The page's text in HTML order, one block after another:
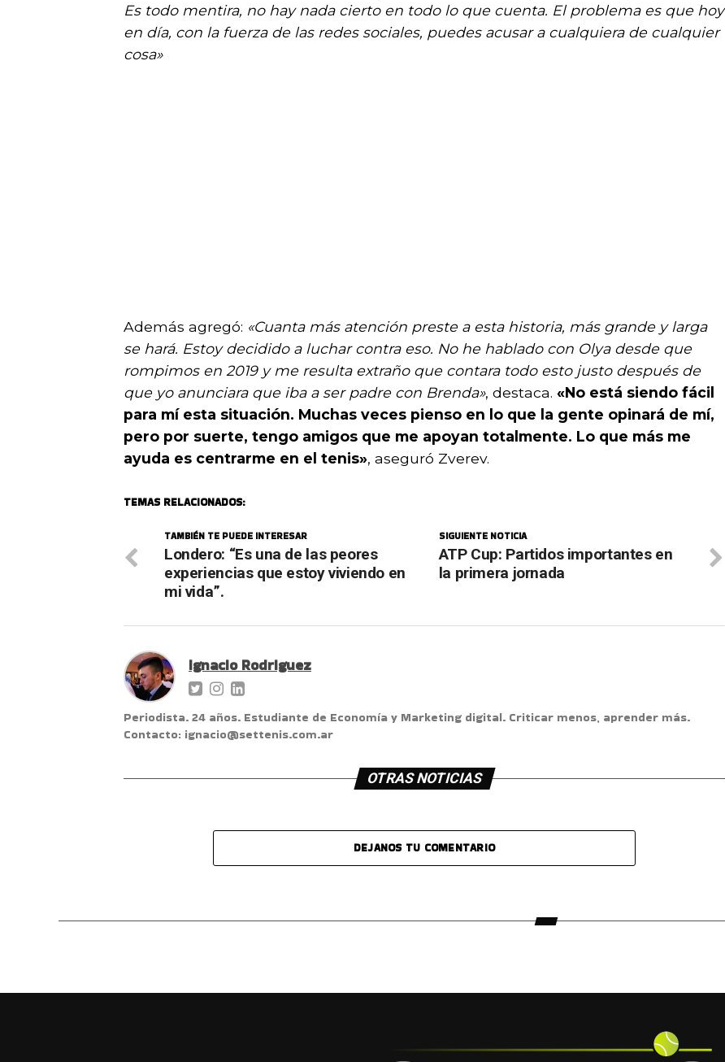
Es todo mentira, no hay nada cierto en todo lo que cuenta. El problema es que hoy
en día, con la fuerza de las redes sociales, puedes acusar a cualquiera de cualquier
cosa»
Además agregó: «Cuanta más atención preste a esta historia, más grande y larga
se hará. Estoy decidido a luchar contra eso. No he hablado con Olya desde que
rompimos en 2019 y me resulta extraño que contara todo esto justo después de
que yo anunciara que iba a ser padre con Brenda», destaca. «No está siendo fácil
para mí esta situación. Muchas veces pienso en lo que la gente opinará de mí,
pero por suerte, tengo amigos que me apoyan totalmente. Lo que más me
ayuda es centrarme en el tenis», aseguró Zverev.
TEMAS RELACIONADOS:
SIGUIENTE NOTICIA
ATP Cup: Partidos importantes en
la primera jornada
TAMBIÉN TE PUEDE INTERESAR
Londero: “Es una de las peores
experiencias que estoy viviendo en
mi vida”.
Ignacio Rodriguez
Periodista. 24 años. Estudiante de Economía y Marketing digital. Criticar menos, aprender más.
Contacto: ignacio@settenis.com.ar
OTRAS NOTICIAS
DEJANOS TU COMENTARIO